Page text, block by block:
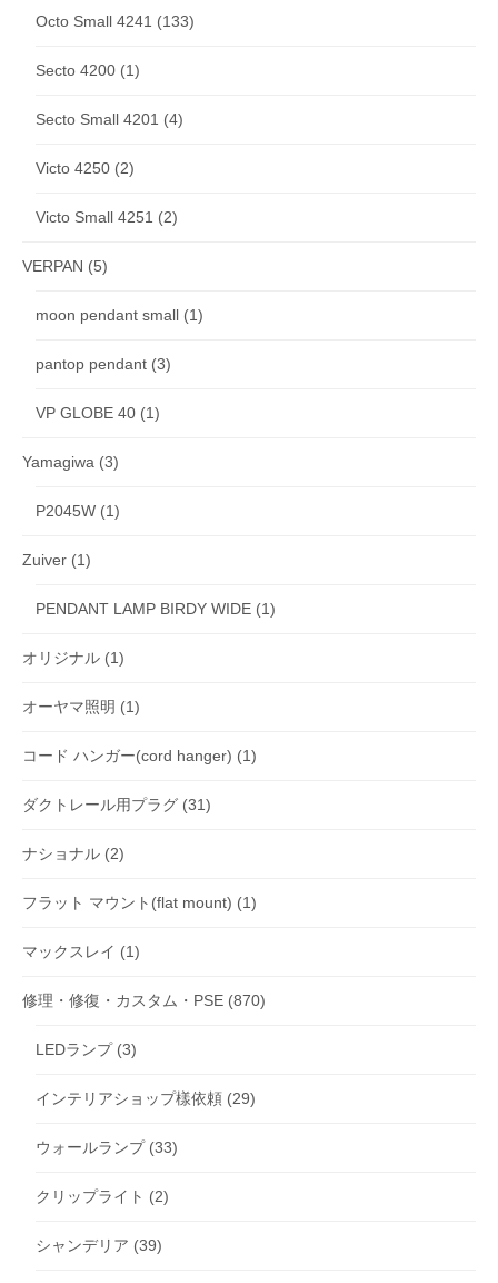
Octo Small 4241 (133)
Secto 4200 (1)
Secto Small 4201 (4)
Victo 4250 (2)
Victo Small 4251 (2)
VERPAN (5)
moon pendant small (1)
pantop pendant (3)
VP GLOBE 40 (1)
Yamagiwa (3)
P2045W (1)
Zuiver (1)
PENDANT LAMP BIRDY WIDE (1)
オリジナル (1)
オーヤマ照明 (1)
コード ハンガー(cord hanger) (1)
ダクトレール用プラグ (31)
ナショナル (2)
フラット マウント(flat mount) (1)
マックスレイ (1)
修理・修復・カスタム・PSE (870)
LEDランプ(3)
インテリアショップ樣依頼 (29)
ウォールランプ(33)
クリップライト (2)
シャンデリア (39)